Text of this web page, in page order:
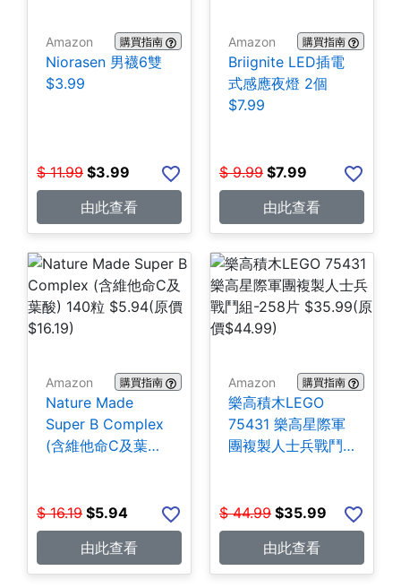
Amazon 購買指南
Niorasen 男襪6雙
$3.99
$ 11.99 $3.99
由此查看
Amazon 購買指南
Briignite LED插電
式感應夜燈 2個
$7.99
$ 9.99 $7.99
由此查看
Amazon 購買指南
Nature Made
Super B Complex
(含維他命C及葉酸)
$ 16.19 $5.94
由此查看
Amazon 購買指南
樂高積木LEGO
75431 樂高星際軍
團複製人士兵戰鬥
$ 44.99 $35.99
由此查看